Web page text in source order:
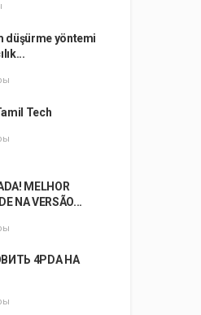
düşürme yöntemi
Tech
MELHOR
NA VERSÃO...
4PDA НА